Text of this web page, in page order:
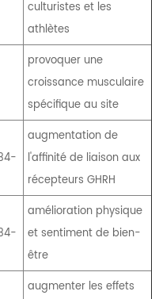
culturistes et les
athlètes
provoquer une
croissance musculaire
spécifique au site
augmentation de
l'affinité de liaison aux
récepteurs GHRH
amélioration physique
et sentiment de bien-
être
augmenter les effets